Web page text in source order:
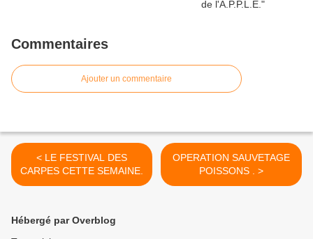
Commentaires
Ajouter un commentaire
< LE FESTIVAL DES
CARPES CETTE SEMAINE.
OPERATION SAUVETAGE
POISSONS . >
Hébergé par Overblog